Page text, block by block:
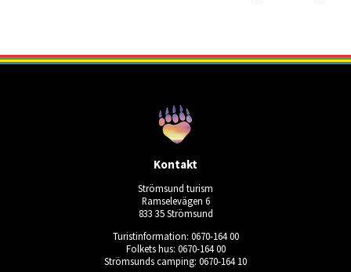
Kontakt
Strömsund turism
Ramselevägen 6
833 35 Strömsund
Turistinformation: 0670-164 00
Folkets hus: 0670-164 00
Strömsunds camping: 0670-164 10